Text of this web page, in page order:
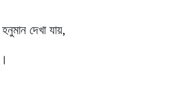
দেখা যায়,